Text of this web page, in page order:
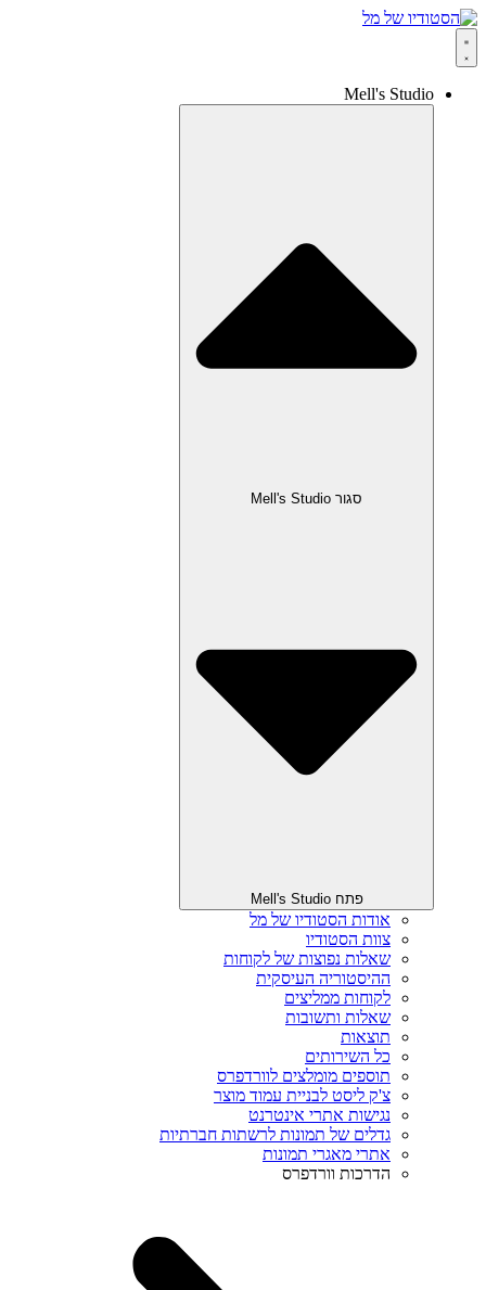
Mell's Studio
סגור Mell's Studio
פתח Mell's Studio
אודות הסטודיו של מל
צוות הסטודיו
שאלות נפוצות של לקוחות
ההיסטוריה העיסקית
לקוחות ממליצים
שאלות ותשובות
תוצאות
כל השירותים
תוספים מומלצים לוורדפרס
צ'ק ליסט לבניית עמוד מוצר
נגישות אתרי אינטרנט
גדלים של תמונות לרשתות חברתיות
אתרי מאגרי תמונות
הדרכות וורדפרס